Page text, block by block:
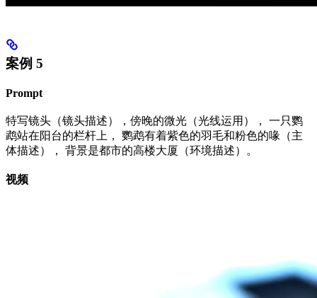
案例 5
Prompt
特写镜头（镜头描述），傍晚的微光（光线运用）， 一只鹦
鹉站在阳台的栏杆上， 鹦鹉有着紫色的羽毛和粉色的喙（主
体描述）， 背景是都市的高楼大厦（环境描述）。
视频